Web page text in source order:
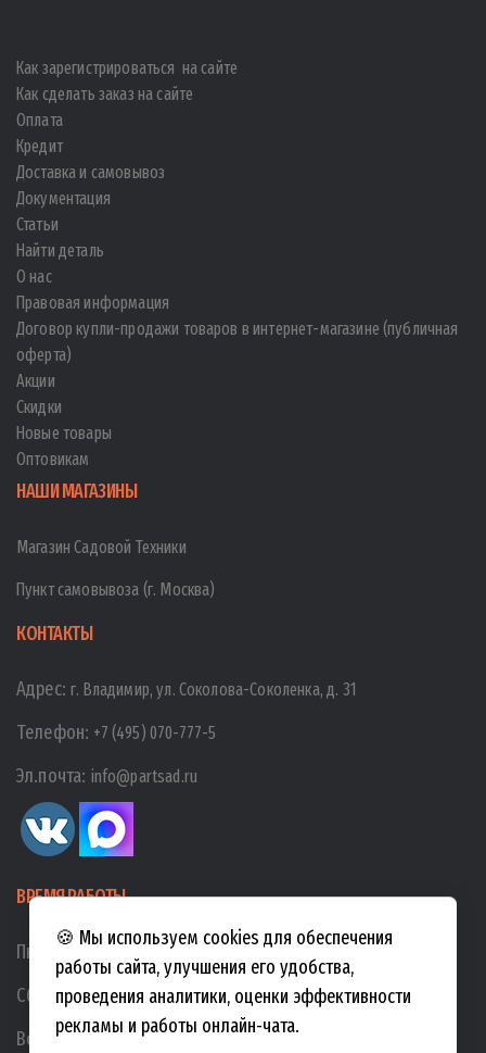
Как зарегистрироваться на сайте
Как сделать заказ на сайте
Оплата
Кредит
Доставка и самовывоз
Документация
Статьи
Найти деталь
О нас
Правовая информация
Договор купли-продажи товаров в интернет-магазине (публичная
оферта)
Акции
Скидки
Новые товары
Оптовикам
НАШИ МАГАЗИНЫ
Магазин Садовой Техники
Пункт самовывоза (г. Москва)
КОНТАКТЫ
Адрес:г. Владимир, ул. Соколова-Соколенка, д. 31
Телефон: +7 (495) 070-777-5
Эл.почта: info@partsad.ru
ВРЕМЯ РАБОТЫ
Пн-Пт: 10:00-19:00
Сб:
10:00-17:00
Вс:
10:00-15:00
🍪 Мы используем cookies для обеспечения
работы сайта, улучшения его удобства,
проведения аналитики, оценки эффективности
рекламы и работы онлайн-чата.